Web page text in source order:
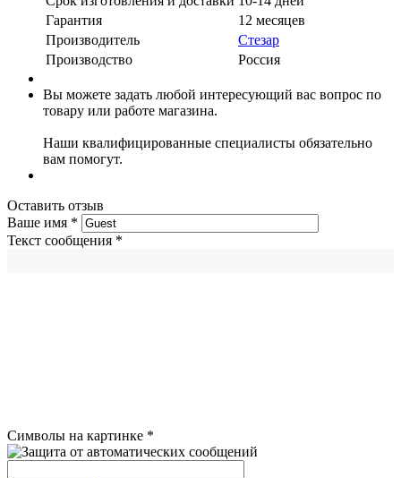
Гарантия
12 месяцев
Производитель
Стезар
Производство
Россия
Вы можете задать любой интересующий вас вопрос по
товару или работе магазина.
Наши квалифицированные специалисты обязательно
вам помогут.
Оставить отзыв
Ваше имя *
Текст сообщения *
Символы на картинке *